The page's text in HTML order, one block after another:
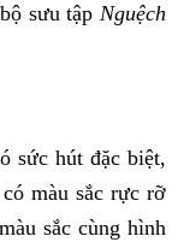
sưu tập Nguệch
sức hút đặc biệt,
màu sắc rực rỡ
sắc cùng hình